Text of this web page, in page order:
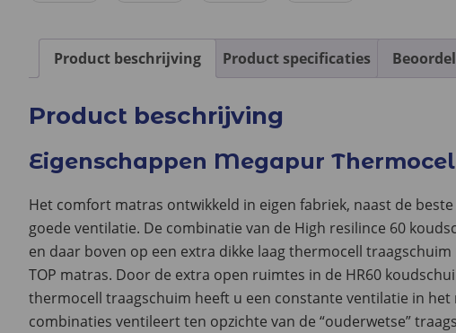
Product beschrijving Product specificaties
Product beschrijving
Eigenschappen Megapur
Het comfort matras ontwikkeld in eigen fabriek, naast de
goede ventilatie. De combinatie van de High resilince 60
en daar boven op een extra dikke laag thermocell
TOP matras. Door de extra open ruimtes in de HR60
thermocell traagschuim heeft u een constante ventilatie in
combinaties ventileert ten opzichte van de “ouderwetse”